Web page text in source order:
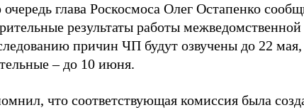
глава Роскосмоса Олег Остапенко
результаты работы
причин ЧП будут озвучены до 22 мая,
– до 10 июня.
что соответствующая комиссия была